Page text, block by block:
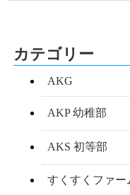
カテゴリー
AKG
AKP 幼稚部
AKS 初等部
すくすくファー